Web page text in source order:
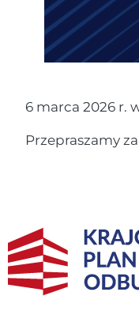
6 marca 2026 r.
Przepraszamy